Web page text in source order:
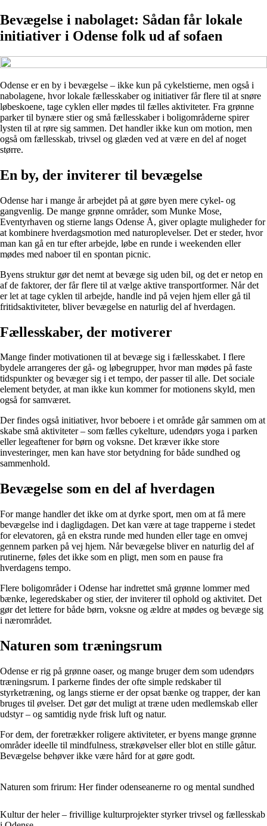
Bevægelse i nabolaget: Sådan får lokale
initiativer i Odense folk ud af sofaen
Odense er en by i bevægelse – ikke kun på cykelstierne, men også i
nabolagene, hvor lokale fællesskaber og initiativer får flere til at snøre
løbeskoene, tage cyklen eller mødes til fælles aktiviteter. Fra grønne
parker til bynære stier og små fællesskaber i boligområderne spirer
lysten til at røre sig sammen. Det handler ikke kun om motion, men
også om fællesskab, trivsel og glæden ved at være en del af noget
større.
En by, der inviterer til bevægelse
Odense har i mange år arbejdet på at gøre byen mere cykel- og
gangvenlig. De mange grønne områder, som Munke Mose,
Eventyrhaven og stierne langs Odense Å, giver oplagte muligheder for
at kombinere hverdagsmotion med naturoplevelser. Det er steder, hvor
man kan gå en tur efter arbejde, løbe en runde i weekenden eller
mødes med naboer til en spontan picnic.
Byens struktur gør det nemt at bevæge sig uden bil, og det er netop en
af de faktorer, der får flere til at vælge aktive transportformer. Når det
er let at tage cyklen til arbejde, handle ind på vejen hjem eller gå til
fritidsaktiviteter, bliver bevægelse en naturlig del af hverdagen.
Fællesskaber, der motiverer
Mange finder motivationen til at bevæge sig i fællesskabet. I flere
bydele arrangeres der gå- og løbegrupper, hvor man mødes på faste
tidspunkter og bevæger sig i et tempo, der passer til alle. Det sociale
element betyder, at man ikke kun kommer for motionens skyld, men
også for samværet.
Der findes også initiativer, hvor beboere i et område går sammen om at
skabe små aktiviteter – som fælles cykelture, udendørs yoga i parken
eller legeaftener for børn og voksne. Det kræver ikke store
investeringer, men kan have stor betydning for både sundhed og
sammenhold.
Bevægelse som en del af hverdagen
For mange handler det ikke om at dyrke sport, men om at få mere
bevægelse ind i dagligdagen. Det kan være at tage trapperne i stedet
for elevatoren, gå en ekstra runde med hunden eller tage en omvej
gennem parken på vej hjem. Når bevægelse bliver en naturlig del af
rutinerne, føles det ikke som en pligt, men som en pause fra
hverdagens tempo.
Flere boligområder i Odense har indrettet små grønne lommer med
bænke, legeredskaber og stier, der inviterer til ophold og aktivitet. Det
gør det lettere for både børn, voksne og ældre at mødes og bevæge sig
i nærområdet.
Naturen som træningsrum
Odense er rig på grønne oaser, og mange bruger dem som udendørs
træningsrum. I parkerne findes der ofte simple redskaber til
styrketræning, og langs stierne er der opsat bænke og trapper, der kan
bruges til øvelser. Det gør det muligt at træne uden medlemskab eller
udstyr – og samtidig nyde frisk luft og natur.
For dem, der foretrækker roligere aktiviteter, er byens mange grønne
områder ideelle til mindfulness, strækøvelser eller blot en stille gåtur.
Bevægelse behøver ikke være hård for at gøre godt.
Naturen som frirum: Her finder odenseanerne ro og mental sundhed
Kultur der heler – frivillige kulturprojekter styrker trivsel og fællesskab